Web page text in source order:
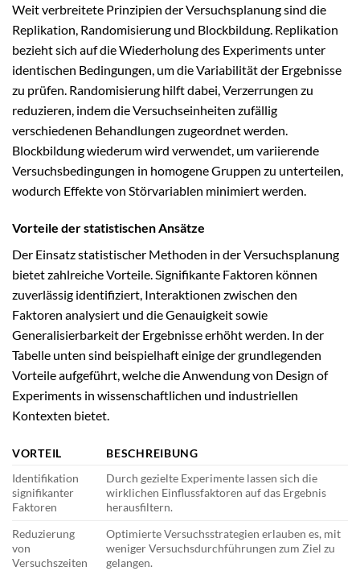
Weit verbreitete Prinzipien der Versuchsplanung sind die
Replikation, Randomisierung und Blockbildung. Replikation
bezieht sich auf die Wiederholung des Experiments unter
identischen Bedingungen, um die Variabilität der Ergebnisse
zu prüfen. Randomisierung hilft dabei, Verzerrungen zu
reduzieren, indem die Versuchseinheiten zufällig
verschiedenen Behandlungen zugeordnet werden.
Blockbildung wiederum wird verwendet, um variierende
Versuchsbedingungen in homogene Gruppen zu unterteilen,
wodurch Effekte von Störvariablen minimiert werden.
Vorteile der statistischen Ansätze
Der Einsatz statistischer Methoden in der Versuchsplanung
bietet zahlreiche Vorteile. Signifikante Faktoren können
zuverlässig identifiziert, Interaktionen zwischen den
Faktoren analysiert und die Genauigkeit sowie
Generalisierbarkeit der Ergebnisse erhöht werden. In der
Tabelle unten sind beispielhaft einige der grundlegenden
Vorteile aufgeführt, welche die Anwendung von Design of
Experiments in wissenschaftlichen und industriellen
Kontexten bietet.
VORTEIL
BESCHREIBUNG
Identifikation
signifikanter
Faktoren
Durch gezielte Experimente lassen sich die
wirklichen Einflussfaktoren auf das Ergebnis
herausfiltern.
Reduzierung
von
Versuchszeiten
Optimierte Versuchsstrategien erlauben es, mit
weniger Versuchsdurchführungen zum Ziel zu
gelangen.